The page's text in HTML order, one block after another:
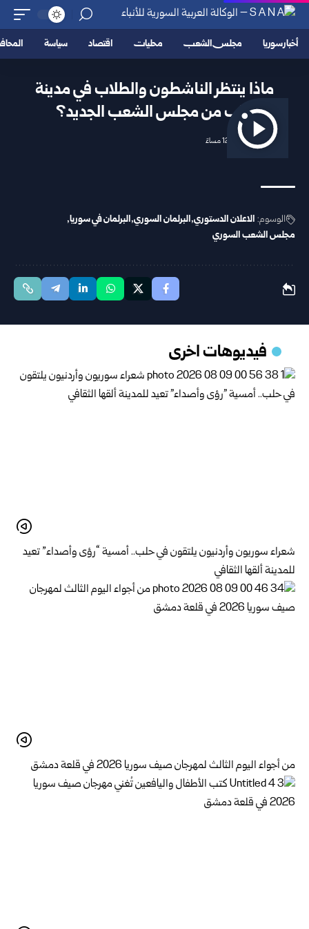
أخبار سوريا مجلس الشعب محليات اقتصاد سياسة
ماذا ينتظر الناشطون والطلاب في مدينة
حلب من مجلس الشعب الجديد؟
2026/07/03 12:13 مساءً
الوسوم: الاعلان الدستوري البرلمان السوري البرلمان في سوريا
مجلس الشعب السوري
فيديوهات اخرى
شعراء سوريون وأردنيون يلتقون في حلب.. أمسية “رؤى وأصداء” تعيد
للمدينة ألقها الثقافي
من أجواء اليوم الثالث لمهرجان صيف سوريا 2026 في قلعة دمشق